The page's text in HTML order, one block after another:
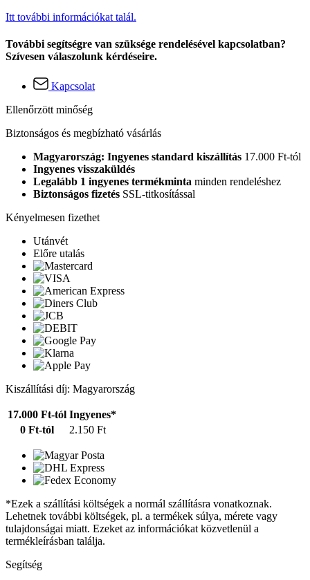
Itt további információkat talál.
További segítségre van szüksége rendelésével kapcsolatban?
Szívesen válaszolunk kérdéseire.
Kapcsolat
Ellenőrzött minőség
Biztonságos és megbízható vásárlás
Magyarország: Ingyenes standard kiszállítás 17.000 Ft-tól
Ingyenes visszaküldés
Legalább 1 ingyenes termékminta minden rendeléshez
Biztonságos fizetés SSL-titkosítással
Kényelmesen fizethet
Utánvét
Előre utalás
Kiszállítási díj: Magyarország
17.000 Ft-tól Ingyenes*
0 Ft-tól
2.150 Ft
*Ezek a szállítási költségek a normál szállításra vonatkoznak.
Lehetnek további költségek, pl. a termékek súlya, mérete vagy
tulajdonságai miatt. Ezeket az információkat közvetlenül a
termékleírásban találja.
Segítség